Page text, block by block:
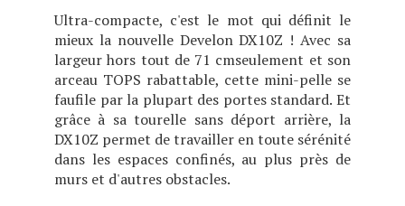
Ultra-compacte, c'est le mot qui définit le
mieux la nouvelle Develon DX10Z !Avec sa
largeur hors tout de 71 cmseulement et son
arceau TOPS rabattable, cette mini-pelle se
faufile par la plupart des portes standard. Et
grâce à sa tourelle sans déport arrière, la
DX10Z permet de travailler en toute sérénité
dans les espaces confinés, au plus près de
murs et d'autres obstacles.